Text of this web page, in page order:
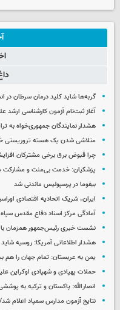
گربه‌ها شاید کلید درمان سرطان در
آغاز ثبت‌نام‌ آزمون کارشناسی ارشد
هشدار نمایندگان جمهوری‌خواه به
متلاشی شدن یک هسته تروریستی
چرا قبوض برق برخی مشترکان
پزشکیان: خدمت بی‌منت و مشارکت
بیفوما در پرسپولیس ماندنی شد
ایران، شریک اتحادیه اقتصادی
آمادگی مرکز اسناد دفاع مقدس
نشست خبری رئیس‌جمهور همزمان با
هشدار اطلاعاتی آمریکا: روسیه
یمن به عربستان: تمام جهان را هم
حملات پهپادی و شهپادی اوکراین
انصارالله: پاکستان و ترکیه به
نتایج آزمون مدارس سمپاد اعلام شد/